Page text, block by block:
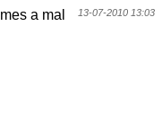
13-07-2010 13:03
a mal